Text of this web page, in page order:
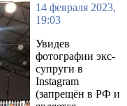
14 февраля 2023,
19:03
Увидев
фотографии экс-
супруги в
Instagram
(запрещён в РФ и